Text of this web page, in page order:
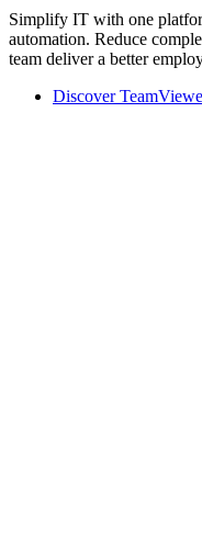
Simplify IT with one
automation. Reduce
team deliver a better
Discover